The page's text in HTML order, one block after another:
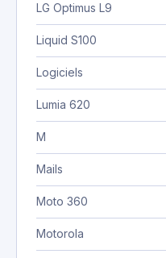
LG Optimus L9
Liquid S100
Logiciels
Lumia 620
M
Mails
Moto 360
Motorola